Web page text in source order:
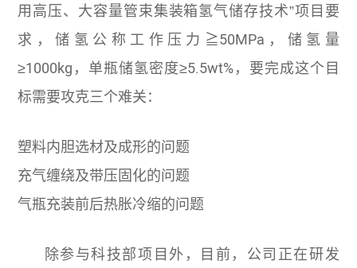
用高压、大容量管束集装箱氢气储存技术”项目要
求，储氢公称工作压力≧50MPa，储氢量
≥1000kg，单瓶储氢密度≥5.5wt%，要完成这个目
标需要攻克三个难关：
塑料内胆选材及成形的问题
充气缠绕及带压固化的问题
气瓶充装前后热胀冷缩的问题
除参与科技部项目外，目前，公司正在研发